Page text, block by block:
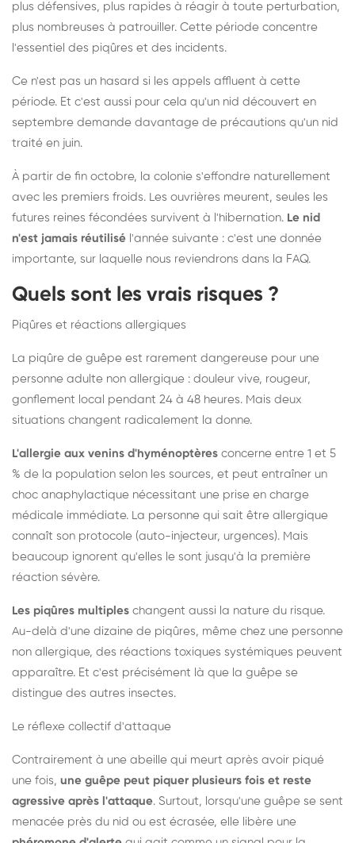
plus défensives, plus rapides à réagir à toute perturbation,
plus nombreuses à patrouiller. Cette période concentre
l'essentiel des piqûres et des incidents.
Ce n'est pas un hasard si les appels affluent à cette
période. Et c'est aussi pour cela qu'un nid découvert en
septembre demande davantage de précautions qu'un nid
traité en juin.
À partir de fin octobre, la colonie s'effondre naturellement
avec les premiers froids. Les ouvrières meurent, seules les
futures reines fécondées survivent à l'hibernation. Le nid
n'est jamais réutilisé l'année suivante : c'est une donnée
importante, sur laquelle nous reviendrons dans la FAQ.
Quels sont les vrais risques ?
Piqûres et réactions allergiques
La piqûre de guêpe est rarement dangereuse pour une
personne adulte non allergique : douleur vive, rougeur,
gonflement local pendant 24 à 48 heures. Mais deux
situations changent radicalement la donne.
L'allergie aux venins d'hyménoptères concerne entre 1 et 5
% de la population selon les sources, et peut entraîner un
choc anaphylactique nécessitant une prise en charge
médicale immédiate. La personne qui sait être allergique
connaît son protocole (auto-injecteur, urgences). Mais
beaucoup ignorent qu'elles le sont jusqu'à la première
réaction sévère.
Les piqûres multiples changent aussi la nature du risque.
Au-delà d'une dizaine de piqûres, même chez une personne
non allergique, des réactions toxiques systémiques peuvent
apparaître. Et c'est précisément là que la guêpe se
distingue des autres insectes.
Le réflexe collectif d'attaque
Contrairement à une abeille qui meurt après avoir piqué
une fois, une guêpe peut piquer plusieurs fois et reste
agressive après l'attaque. Surtout, lorsqu'une guêpe se sent
menacée près du nid ou est écrasée, elle libère une